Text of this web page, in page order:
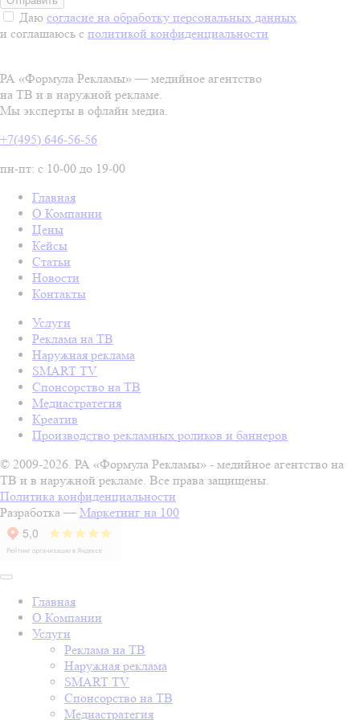
Даю согласие на обработку персональных данных
и соглашаюсь с политикой конфиденциальности
РА «Формула Рекламы» — медийное агентство
на ТВ и в наружной рекламе.
Мы эксперты в офлайн медиа.
+7(495) 646-56-56
пн-пт: с 10-00 до 19-00
Главная
О Компании
Цены
Кейсы
Статьи
Новости
Контакты
Услуги
Реклама на ТВ
Наружная реклама
SMART TV
Спонсорство на ТВ
Медиастратегия
Креатив
Производство рекламных роликов и баннеров
© 2009-2026. РА «Формула Рекламы» - медийное агентство на
ТВ и в наружной рекламе. Все права защищены.
Политика конфиденциальности
Разработка — Маркетинг на 100
Главная
О Компании
Услуги
Реклама на ТВ
Наружная реклама
SMART TV
Спонсорство на ТВ
Медиастратегия